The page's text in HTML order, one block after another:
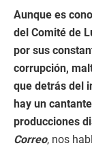
Aunque es
del Comité de
por sus
corrupción,
que detrás del
hay un
producciones
Correo, nos